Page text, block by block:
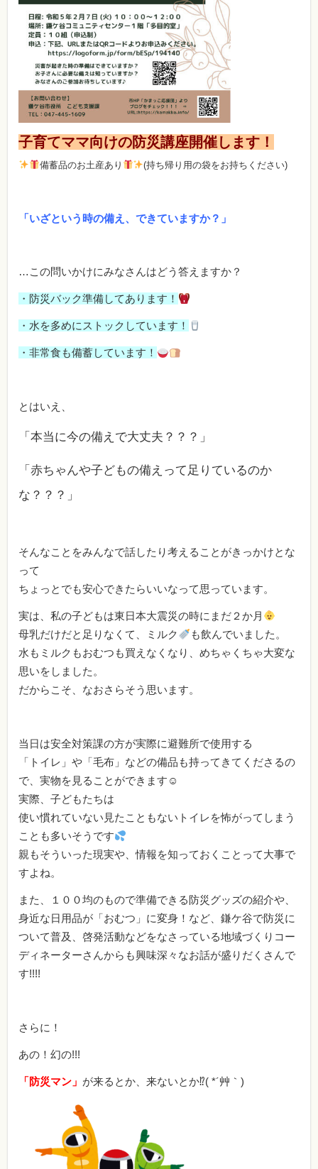
子育てママ向けの防災講座開催します！
備蓄品のお土産あり (持ち帰り用の袋をお持ちください)
「いざという時の備え、できていますか？」
…この問いかけにみなさんはどう答えますか？
・防災バック準備してあります！
・水を多めにストックしています！
・非常食も備蓄しています！
とはいえ、
「本当に今の備えで大丈夫？？？」
「赤ちゃんや子どもの備えって足りているのか
な？？？」
そんなことをみんなで話したり考えることがきっかけとな
って
ちょっとでも安心できたらいいなって思っています。
実は、私の子どもは東日本大震災の時にまだ２か月
母乳だけだと足りなくて、ミルク
も飲んでいました。
水もミルクもおむつも買えなくなり、めちゃくちゃ大変な
思いをしました。
だからこそ、なおさらそう思います。
当日は安全対策課の方が実際に避難所で使用する
「トイレ」や「毛布」などの備品も持ってきてくださるの
で、実物を見ることができます☺
実際、子どもたちは
使い慣れていない見たこともないトイレを怖がってしまう
ことも多いそうです
親もそういった現実や、情報を知っておくことって大事で
すよね。
また、１００均のもので準備できる防災グッズの紹介や、
身近な日用品が「おむつ」に変身！など、鎌ケ谷で防災に
ついて普及、啓発活動などをなさっている地域づくりコー
ディネーターさんからも興味深々なお話が盛りだくさんで
す!!!!
さらに！
あの！幻の!!!
「防災マン」 が来るとか、来ないとか⁉( *´艸｀)